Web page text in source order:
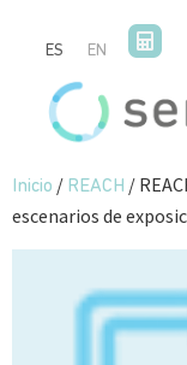
ES EN
Inicio / REACH /
escenarios de